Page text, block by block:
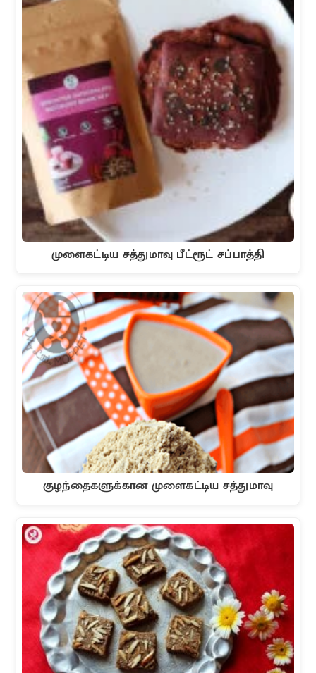
முளைகட்டிய சத்துமாவு பீட்ரூட் சப்பாத்தி
குழந்தைகளுக்கான முளைகட்டிய சத்துமாவு